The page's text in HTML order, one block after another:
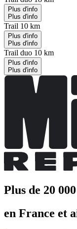
Plus d'info
Plus d'info
Trail 10 km
Plus d'info
Plus d'info
Trail duo 10 km
Plus d'info
Plus d'info
Plus de 20
en France et